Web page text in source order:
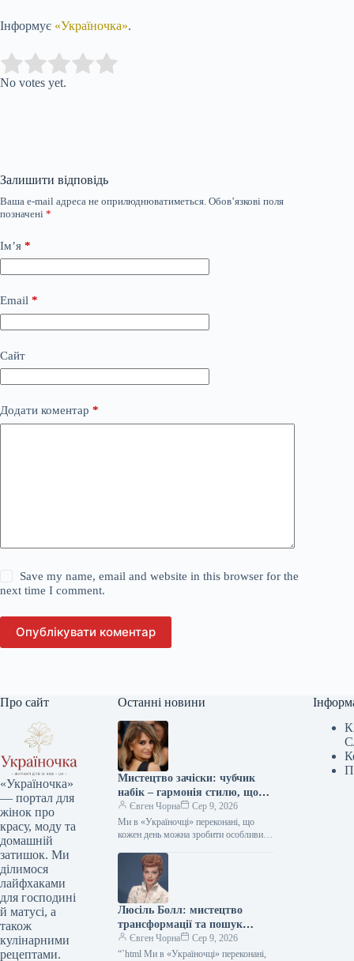
Інформує «Україночка».
Rate this item:
No votes yet.
Залишити відповідь
Ваша e-mail адреса не оприлюднюватиметься. Обов’язкові поля
позначені *
Ім’я *
Email *
Сайт
Додати коментар *
Save my name, email and website in this browser for the
next time I comment.
Опублікувати коментар
Про сайт
«Україночка»
— портал для
жінок про
красу, моду та
домашній
затишок. Ми
ділимося
лайфхаками
для господині
й матусі, а
також
кулінарними
рецептами.
Останні новини
Мистецтво зачіски: чубчик
набік – гармонія стилю, що
надихає міленіалів та дивує
зумерів
Євген Чорна
Сер 9, 2026
Ми в «Україночці» переконані, що
кожен день можна зробити особливим,
натхнення. Сьогодні ми розбираємося
Люсіль Болл: мистецтво
трансформації та пошук
власної гармонії кольору
Євген Чорна
Сер 9, 2026
“`html Ми в «Україночці» переконані,